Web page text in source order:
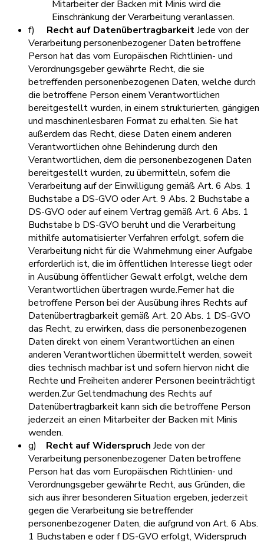
Mitarbeiter der Backen mit Minis wird die
Einschränkung der Verarbeitung veranlassen.
f) Recht auf DatenübertragbarkeitJede von der
Verarbeitung personenbezogener Daten betroffene
Person hat das vom Europäischen Richtlinien- und
Verordnungsgeber gewährte Recht, die sie
betreffenden personenbezogenen Daten, welche durch
die betroffene Person einem Verantwortlichen
bereitgestellt wurden, in einem strukturierten, gängigen
und maschinenlesbaren Format zu erhalten. Sie hat
außerdem das Recht, diese Daten einem anderen
Verantwortlichen ohne Behinderung durch den
Verantwortlichen, dem die personenbezogenen Daten
bereitgestellt wurden, zu übermitteln, sofern die
Verarbeitung auf der Einwilligung gemäß Art. 6 Abs. 1
Buchstabe a DS-GVO oder Art. 9 Abs. 2 Buchstabe a
DS-GVO oder auf einem Vertrag gemäß Art. 6 Abs. 1
Buchstabe b DS-GVO beruht und die Verarbeitung
mithilfe automatisierter Verfahren erfolgt, sofern die
Verarbeitung nicht für die Wahrnehmung einer Aufgabe
erforderlich ist, die im öffentlichen Interesse liegt oder
in Ausübung öffentlicher Gewalt erfolgt, welche dem
Verantwortlichen übertragen wurde.Ferner hat die
betroffene Person bei der Ausübung ihres Rechts auf
Datenübertragbarkeit gemäß Art. 20 Abs. 1 DS-GVO
das Recht, zu erwirken, dass die personenbezogenen
Daten direkt von einem Verantwortlichen an einen
anderen Verantwortlichen übermittelt werden, soweit
dies technisch machbar ist und sofern hiervon nicht die
Rechte und Freiheiten anderer Personen beeinträchtigt
werden.Zur Geltendmachung des Rechts auf
Datenübertragbarkeit kann sich die betroffene Person
jederzeit an einen Mitarbeiter der Backen mit Minis
wenden.
g)
Recht auf Widerspruch Jede von der
Verarbeitung personenbezogener Daten betroffene
Person hat das vom Europäischen Richtlinien- und
Verordnungsgeber gewährte Recht, aus Gründen, die
sich aus ihrer besonderen Situation ergeben, jederzeit
gegen die Verarbeitung sie betreffender
personenbezogener Daten, die aufgrund von Art. 6 Abs.
1 Buchstaben e oder f DS-GVO erfolgt, Widerspruch